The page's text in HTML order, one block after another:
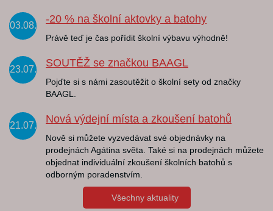
03.08.
-20 % na školní aktovky a batohy
Právě teď je čas pořídit školní výbavu výhodně!
23.07.
SOUTĚŽ se značkou BAAGL
Pojďte si s námi zasoutěžit o školní sety od značky
BAAGL.
21.07.
Nová výdejní místa a zkoušení batohů
Nově si můžete vyzvedávat své objednávky na
prodejnách Agátina světa. Také si na prodejnách můžete
objednat individuální zkoušení školních batohů s
odborným poradenstvím.
Všechny aktuality